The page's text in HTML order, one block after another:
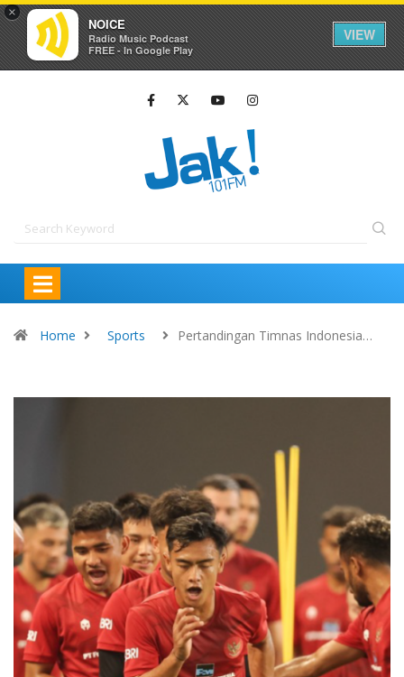
×
NOICE
Radio Music Podcast
FREE - In Google Play
VIEW
Home Sports Pertandingan Timnas Indonesia…